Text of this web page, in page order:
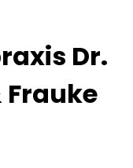
Dr.